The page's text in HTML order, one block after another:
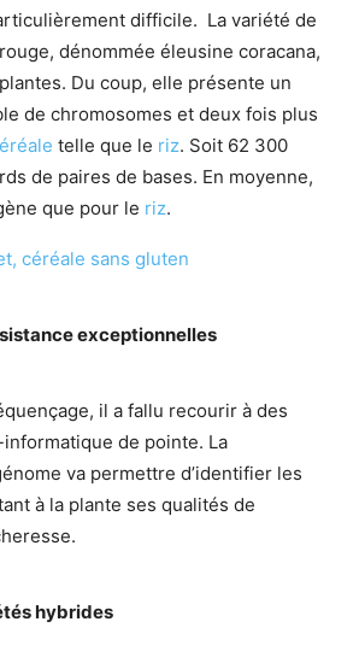
difficile. La variété de
dénommée éleusine coracana,
Du coup, elle présente un
de chromosomes et deux fois plus
telle que le riz. Soit 62 300
de paires de bases. En moyenne,
que pour le riz.
céréale sans gluten
exceptionnelles
il a fallu recourir à des
de pointe. La
va permettre d’identifier les
à la plante ses qualités de
hybrides